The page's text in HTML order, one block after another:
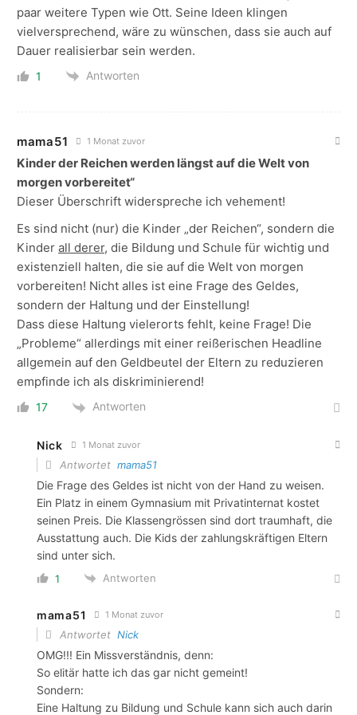
paar weitere Typen wie Ott. Seine Ideen klingen
vielversprechend, wäre zu wünschen, dass sie auch auf
Dauer realisierbar sein werden.
1 Antworten
mama51 1 Monat zuvor
Kinder der Reichen werden längst auf die Welt von
morgen vorbereitet“
Dieser Überschrift widerspreche ich vehement!
Es sind nicht (nur) die Kinder „der Reichen“, sondern die
Kinder all derer, die Bildung und Schule für wichtig und
existenziell halten, die sie auf die Welt von morgen
vorbereiten! Nicht alles ist eine Frage des Geldes,
sondern der Haltung und der Einstellung!
Dass diese Haltung vielerorts fehlt, keine Frage! Die
„Probleme“ allerdings mit einer reißerischen Headline
allgemein auf den Geldbeutel der Eltern zu reduzieren
empfinde ich als diskriminierend!
17 Antworten
Nick 1 Monat zuvor
Antwortet mama51
Die Frage des Geldes ist nicht von der Hand zu weisen.
Ein Platz in einem Gymnasium mit Privatinternat kostet
seinen Preis. Die Klassengrössen sind dort traumhaft, die
Ausstattung auch. Die Kids der zahlungskräftigen Eltern
sind unter sich.
1 Antworten
mama51 1 Monat zuvor
Antwortet Nick
OMG!!! Ein Missverständnis, denn:
So elitär hatte ich das gar nicht gemeint!
Sondern:
Eine Haltung zu Bildung und Schule kann sich auch darin